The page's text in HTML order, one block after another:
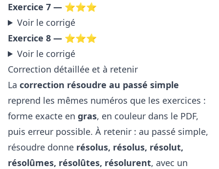
Exercice 7 — ⭐⭐⭐
Voir le corrigé
Exercice 8 — ⭐⭐⭐
Voir le corrigé
Correction détaillée et à retenir
La correction résoudre au passé simple
reprend les mêmes numéros que les exercices :
forme exacte en gras, en couleur dans le PDF,
puis erreur possible. À retenir : au passé simple,
résoudre donne résolus, résolus, résolut,
résolûmes, résolûtes, résolurent, avec un